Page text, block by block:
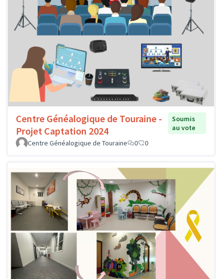
Centre Généalogique de Touraine -
Projet Captation 2024
Soumis
au vote
Centre Généalogique de Touraine
0 0